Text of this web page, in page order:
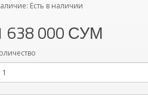
Есть в наличии
638 000 СУМ